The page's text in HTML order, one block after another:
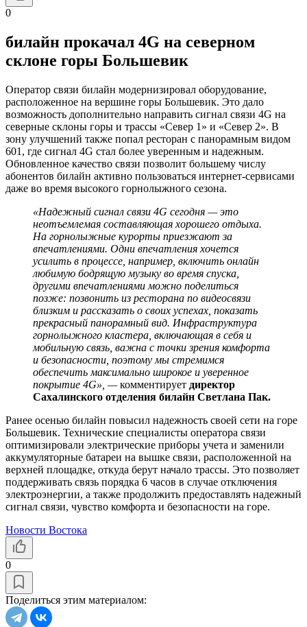
0
билайн прокачал 4G на северном
склоне горы Большевик
Оператор связи билайн модернизировал оборудование,
расположенное на вершине горы Большевик. Это дало
возможность дополнительно направить сигнал связи 4G на
северные склоны горы и трассы «Север 1» и «Север 2». В
зону улучшений также попал ресторан с панорамным видом
601, где сигнал 4G стал более уверенным и надежным.
Обновленное качество связи позволит большему числу
абонентов билайн активно пользоваться интернет-сервисами
даже во время высокого горнолыжного сезона.
«Надежный сигнал связи 4G сегодня — это
неотъемлемая составляющая хорошего отдыха.
На горнолыжные курорты приезжают за
впечатлениями. Одни впечатления хочется
усилить в процессе, например, включить онлайн
любимую бодрящую музыку во время спуска,
другими впечатлениями можно поделиться
позже: позвонить из ресторана по видеосвязи
близким и рассказать о своих успехах, показать
прекрасный панорамный вид. Инфраструктура
горнолыжного кластера, включающая в себя и
мобильную связь, важна с точки зрения комфорта
и безопасности, поэтому мы стремимся
обеспечить максимально широкое и уверенное
покрытие 4G», —комментирует директор
Сахалинского отделения билайн Светлана Пак.
Ранее осенью билайн повысил надежность своей сети на горе
Большевик. Технические специалисты оператора связи
оптимизировали электрические приборы учета и заменили
аккумуляторные батареи на вышке связи, расположенной на
верхней площадке, откуда берут начало трассы. Это позволяет
поддерживать связь порядка 6 часов в случае отключения
электроэнергии, а также продолжить предоставлять надежный
сигнал связи, чувство комфорта и безопасности на горе.
Новости Востока
0
Поделиться этим материалом: